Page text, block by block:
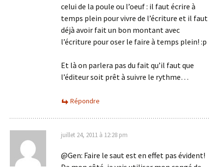
celui de la poule ou l’oeuf : il faut écrire à
temps plein pour vivre de l’écriture et il faut
déjà avoir fait un bon montant avec
l’écriture pour oser le faire à temps plein! :p
Et là on parlera pas du fait qu’il faut que
l’éditeur soit prêt à suivre le rythme…
Répondre
juillet 24, 2011 à 12:28 pm
@Gen: Faire le saut est en effet pas évident!